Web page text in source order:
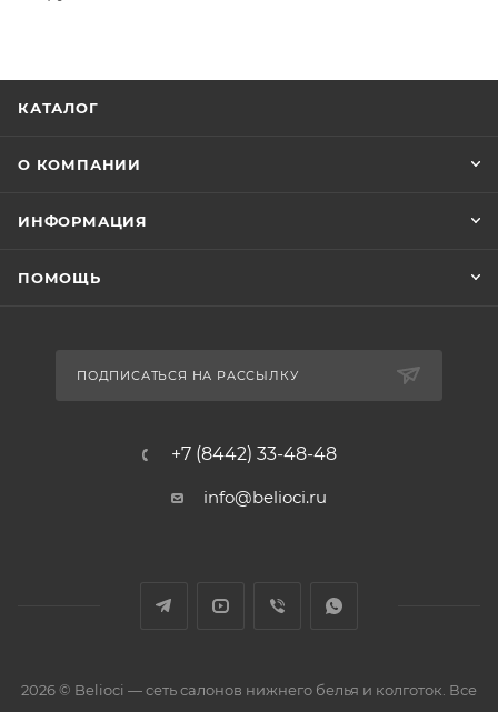
КАТАЛОГ
О КОМПАНИИ
ИНФОРМАЦИЯ
ПОМОЩЬ
ПОДПИСАТЬСЯ НА РАССЫЛКУ
+7 (8442) 33-48-48
info@belioci.ru
2026 © Belioci — сеть салонов нижнего белья и колготок. Все